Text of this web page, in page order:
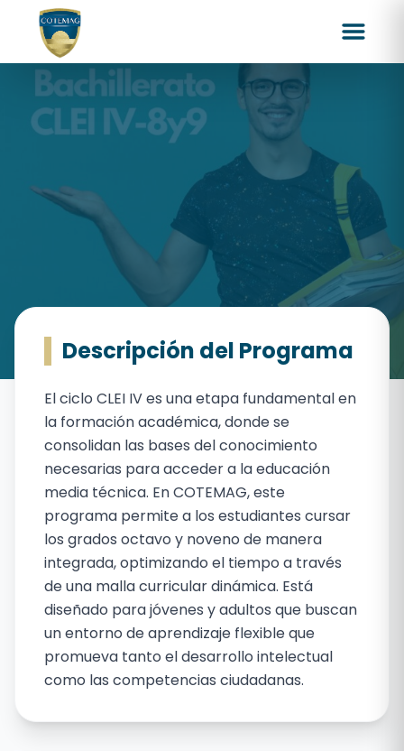
BACHILLERATO POR
CICLOS CLEI IV – GRADO
8TO Y 9MO
Descripción del Programa
El ciclo CLEI IV es una etapa fundamental en
la formación académica, donde se
consolidan las bases del conocimiento
necesarias para acceder a la educación
media técnica. En COTEMAG, este
programa permite a los estudiantes cursar
los grados octavo y noveno de manera
integrada, optimizando el tiempo a través
de una malla curricular dinámica. Está
diseñado para jóvenes y adultos que buscan
un entorno de aprendizaje flexible que
promueva tanto el desarrollo intelectual
como las competencias ciudadanas.